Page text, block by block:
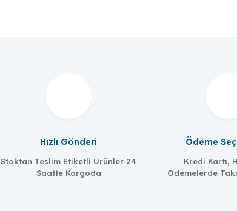
MOXA
Hızlı Gönderi
Stoktan Teslim Etiketli Ürünler 24
Saatte Kargoda
Ödeme
Kredi Kartı,
Ödemelerde